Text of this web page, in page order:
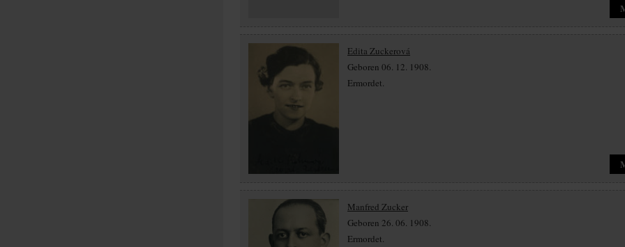
Edita Zuckerová
Geboren 06. 12. 1908.
Ermordet.
Manfred Zucker
Geboren 26. 06. 1908.
Ermordet.